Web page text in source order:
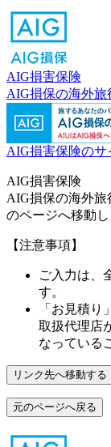
AIG損害保険
AIG損保の海外旅
AIG損害保険のサ
AIG損害保険
AIG損保の海外旅
のページへ移動し
【注意事項】
ご入力は、
す。
「お見積り
取扱代理店
なっている
リンク先へ移動する
元のページへ戻る